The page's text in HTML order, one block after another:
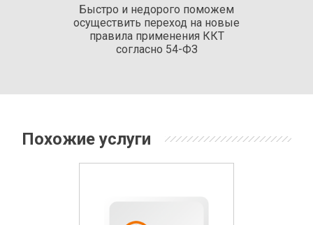
Быстро и недорого поможем
осуществить переход на новые
правила применения ККТ
согласно 54-ФЗ
Похожие услуги